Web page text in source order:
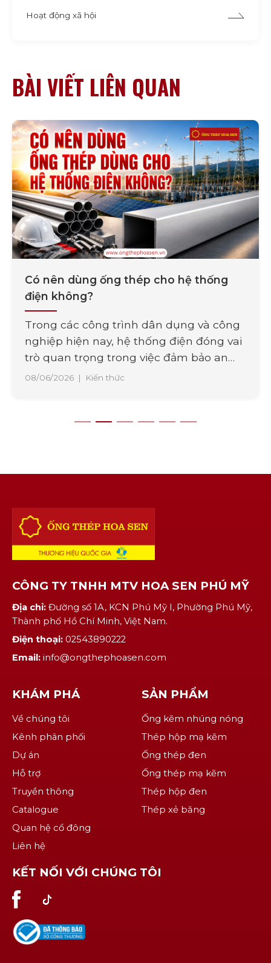
Hoạt động xã hội
BÀI VIẾT LIÊN QUAN
Có nên dùng ống thép cho hệ thống
điện không?
Trong các công trình dân dụng và công
nghiệp hiện nay, hệ thống điện đóng vai
trò quan trọng trong việc đảm bảo an
toàn và vận hành ổn định. Bên cạnh chất
quan tâm. Một trong [...]
08/06/2026 | Kiến thức
CÔNG TY TNHH MTV HOA SEN PHÚ MỸ
Địa chỉ: Đường số 1A, KCN Phú Mỹ I, Phường Phú Mỹ,
Thành phố Hồ Chí Minh, Việt Nam.
Điện thoại: 02543890222
Email: info@ongthephoasen.com
KHÁM PHÁ
Về chúng tôi
Kênh phân phối
Dự án
Hỗ trợ
Truyền thông
Catalogue
Quan hệ cổ đông
Liên hệ
SẢN PHẨM
Ống kẽm nhúng nóng
Thép hộp mạ kẽm
Ống thép đen
Ống thép mạ kẽm
Thép hộp đen
Thép xẻ băng
KẾT NỐI VỚI CHÚNG TÔI